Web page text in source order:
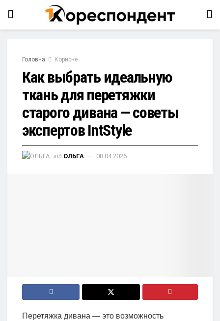
Головна Корисне
Как выбрать идеальную
ткань для перетяжки
старого дивана — советы
экспертов IntStyle
від ОЛЬГА 08.04.2026
Перетяжка дивана — это возможность